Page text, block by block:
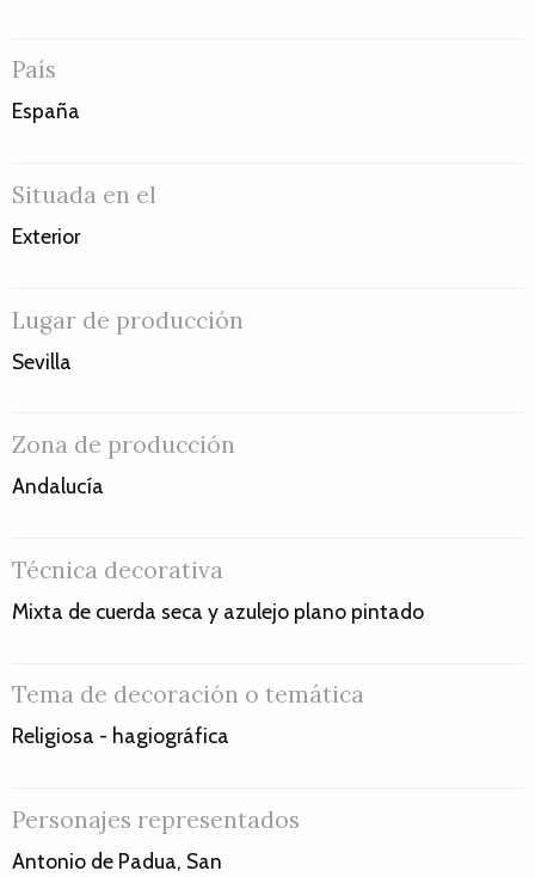
País
España
Situada en el
Exterior
Lugar de producción
Sevilla
Zona de producción
Andalucía
Técnica decorativa
Mixta de cuerda seca y azulejo plano pintado
Tema de decoración o temática
Religiosa - hagiográfica
Personajes representados
Antonio de Padua, San